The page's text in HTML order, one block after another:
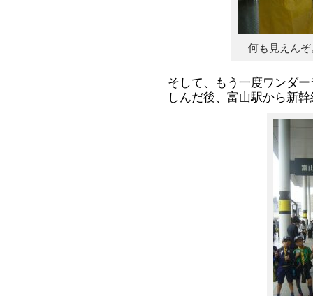
何も見えん
そして、もう一度ワンダ
しんだ後、富山駅から新